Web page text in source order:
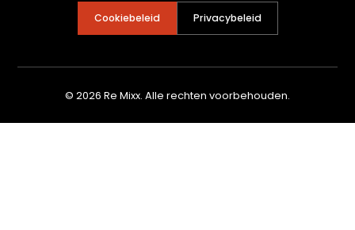
Cookiebeleid Privacybeleid
© 2026 Re Mixx. Alle rechten voorbehouden.